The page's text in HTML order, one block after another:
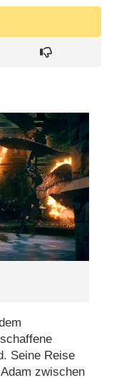
Seine Reise
zwischen